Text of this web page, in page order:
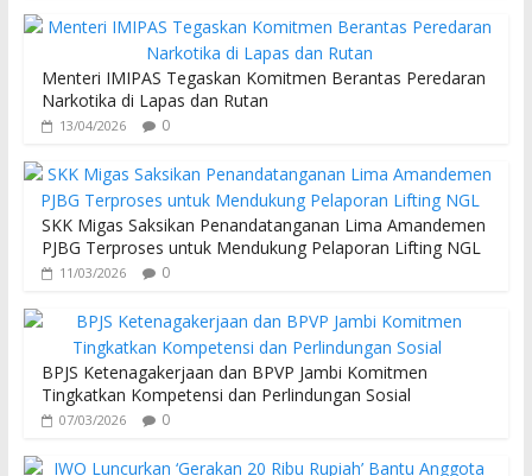
Menteri IMIPAS Tegaskan Komitmen Berantas Peredaran
Narkotika di Lapas dan Rutan
13/04/2026 0
SKK Migas Saksikan Penandatanganan Lima Amandemen
PJBG Terproses untuk Mendukung Pelaporan Lifting NGL
11/03/2026 0
BPJS Ketenagakerjaan dan BPVP Jambi Komitmen
Tingkatkan Kompetensi dan Perlindungan Sosial
07/03/2026 0